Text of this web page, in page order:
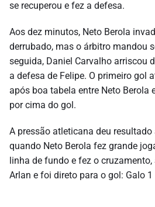
se recuperou e fez a defesa.
Aos dez minutos, Neto Berola
derrubado, mas o árbitro mandou
seguida, Daniel Carvalho arriscou
a defesa de Felipe. O primeiro gol
após boa tabela entre Neto Berola
por cima do gol.
A pressão atleticana deu
quando Neto Berola fez grande
linha de fundo e fez o
Arlan e foi direto para o gol: Galo 1